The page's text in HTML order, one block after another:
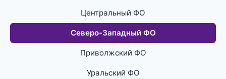
Центральный ФО
Северо-Западный ФО
Приволжский ФО
Уральский ФО